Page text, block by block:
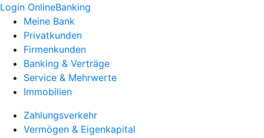
Login OnlineBanking
Meine Bank
Privatkunden
Firmenkunden
Banking & Verträge
Service & Mehrwerte
Immobilien
Zahlungsverkehr
Vermögen & Eigenkapital